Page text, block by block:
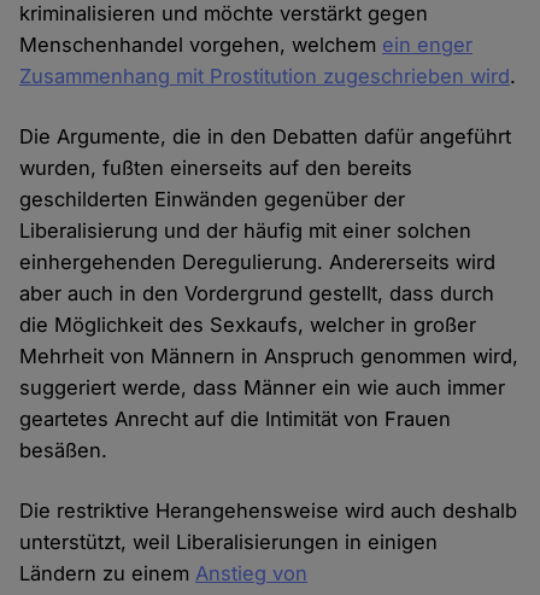
kriminalisieren und möchte verstärkt gegen
Menschenhandel vorgehen, welchem ein enger
Zusammenhang mit Prostitution zugeschrieben wird.
Die Argumente, die in den Debatten dafür angeführt
wurden, fußten einerseits auf den bereits
geschilderten Einwänden gegenüber der
Liberalisierung und der häufig mit einer solchen
einhergehenden Deregulierung. Andererseits wird
aber auch in den Vordergrund gestellt, dass durch
die Möglichkeit des Sexkaufs, welcher in großer
Mehrheit von Männern in Anspruch genommen wird,
suggeriert werde, dass Männer ein wie auch immer
geartetes Anrecht auf die Intimität von Frauen
besäßen.
Die restriktive Herangehensweise wird auch deshalb
unterstützt, weil Liberalisierungen in einigen
Ländern zu einemAnstieg von